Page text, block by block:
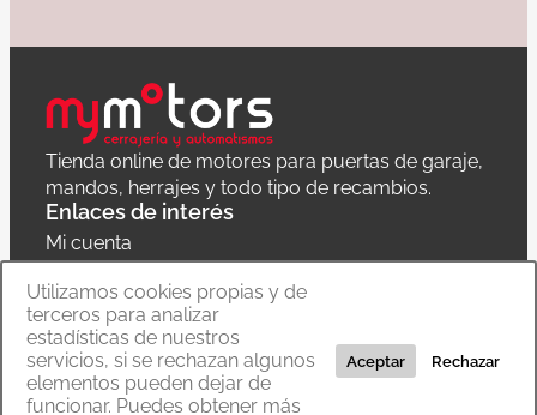
Tienda online de motores para puertas de garaje,
mandos, herrajes y todo tipo de recambios.
Enlaces de interés
Mi cuenta
Política de privacidad
Carrito
Copyright © 2020 MyMoTors cerrajería y automatismos
Utilizamos cookies propias y de
terceros para analizar
estadísticas de nuestros
servicios, si se rechazan algunos
elementos pueden dejar de
funcionar. Puedes obtener más
Aceptar Rechazar